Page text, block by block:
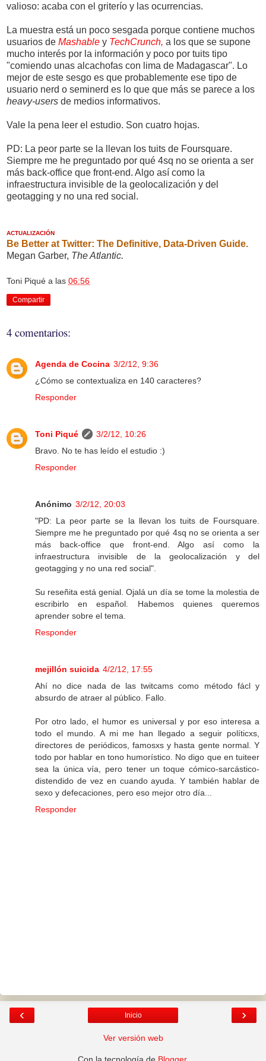
valioso: acaba con el griterío y las ocurrencias.
La muestra está un poco sesgada porque contiene muchos
usuarios de Mashable y TechCrunch, a los que se supone
mucho interés por la información y poco por tuits tipo
"comiendo unas alcachofas con lima de Madagascar". Lo
mejor de este sesgo es que probablemente ese tipo de
usuario nerd o seminerd es lo que que más se parece a los
heavy-users de medios informativos.
Vale la pena leer el estudio. Son cuatro hojas.
PD: La peor parte se la llevan los tuits de Foursquare.
Siempre me he preguntado por qué 4sq no se orienta a ser
más back-office que front-end. Algo así como la
infraestructura invisible de la geolocalización y del
geotagging y no una red social.
ACTUALIZACIÓN
Be Better at Twitter: The Definitive, Data-Driven Guide.
Megan Garber, The Atlantic.
Toni Piqué a las 06:56
Compartir
4 comentarios:
Agenda de Cocina 3/2/12, 9:36
¿Cómo se contextualiza en 140 caracteres?
Responder
Toni Piqué
3/2/12, 10:26
Bravo. No te has leído el estudio :)
Responder
Anónimo 3/2/12, 20:03
"PD: La peor parte se la llevan los tuits de Foursquare.
Siempre me he preguntado por qué 4sq no se orienta a ser
más back-office que front-end. Algo así como la
infraestructura invisible de la geolocalización y del
geotagging y no una red social".
Su reseñita está genial. Ojalá un día se tome la molestia de
escribirlo en español. Habemos quienes queremos
aprender sobre el tema.
Responder
mejillón suicida 4/2/12, 17:55
Ahí no dice nada de las twitcams como método fácl y
absurdo de atraer al público. Fallo.
Por otro lado, el humor es universal y por eso interesa a
todo el mundo. A mi me han llegado a seguir políticxs,
directores de periódicos, famosxs y hasta gente normal. Y
todo por hablar en tono humorístico. No digo que en tuiteer
sea la única vía, pero tener un toque cómico-sarcástico-
distendido de vez en cuando ayuda. Y también hablar de
sexo y defecaciones, pero eso mejor otro día...
Responder
‹ ›
Inicio
Ver versión web